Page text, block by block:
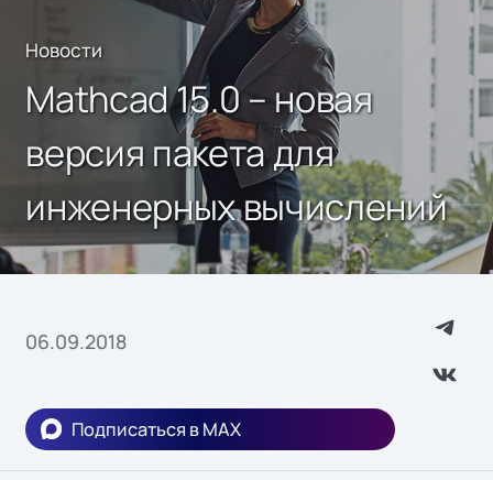
Новости
Mathcad 15.0 – новая
версия пакета для
инженерных вычислений
06.09.2018
Подписаться в MAX